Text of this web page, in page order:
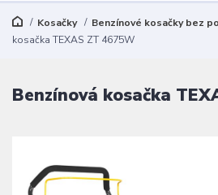
Kosačky Benzínové kosačky bez
kosačka TEXAS ZT 4675W
Benzínová kosačka